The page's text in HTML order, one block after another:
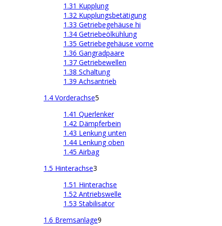
1.31 Kupplung
1.32 Kupplungsbetätigung
1.33 Getriebegehäuse hi
1.34 Getriebeölkühlung
1.35 Getriebegehäuse vorne
1.36 Gangradpaare
1.37 Getriebewellen
1.38 Schaltung
1.39 Achsantrieb
1.4 Vorderachse5
1.41 Querlenker
1.42 Dämpferbein
1.43 Lenkung unten
1.44 Lenkung oben
1.45 Airbag
1.5 Hinterachse3
1.51 Hinterachse
1.52 Antriebswelle
1.53 Stabilisator
1.6 Bremsanlage9